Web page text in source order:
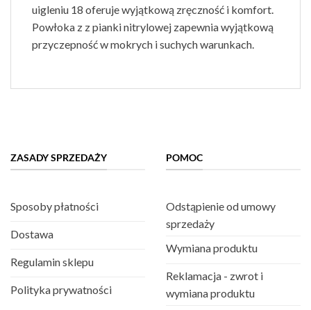
uigleniu 18 oferuje wyjątkową zręczność i komfort.
Powłoka z z pianki nitrylowej zapewnia wyjątkową
przyczepność w mokrych i suchych warunkach.
ZASADY SPRZEDAŻY
Sposoby płatności
Dostawa
Regulamin sklepu
Polityka prywatności
POMOC
Odstąpienie od umowy
sprzedaży
Wymiana produktu
Reklamacja - zwrot i
wymiana produktu